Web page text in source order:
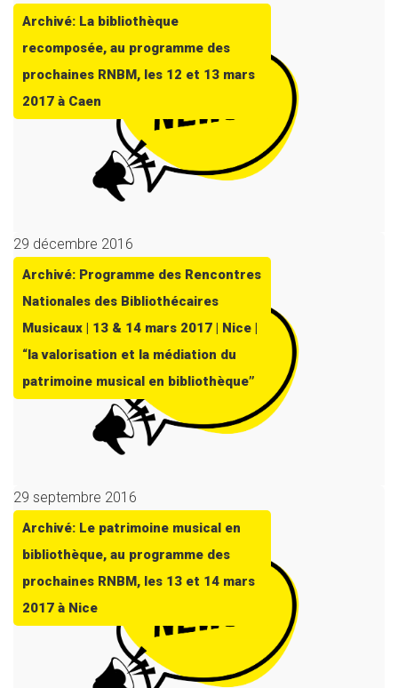
Archivé: La bibliothèque
recomposée, au programme des
prochaines RNBM, les 12 et 13 mars
2017 à Caen
29 décembre 2016
Archivé: Programme des Rencontres
Nationales des Bibliothécaires
Musicaux | 13 & 14 mars 2017 | Nice |
“la valorisation et la médiation du
patrimoine musical en bibliothèque”
29 septembre 2016
Archivé: Le patrimoine musical en
bibliothèque, au programme des
prochaines RNBM, les 13 et 14 mars
2017 à Nice